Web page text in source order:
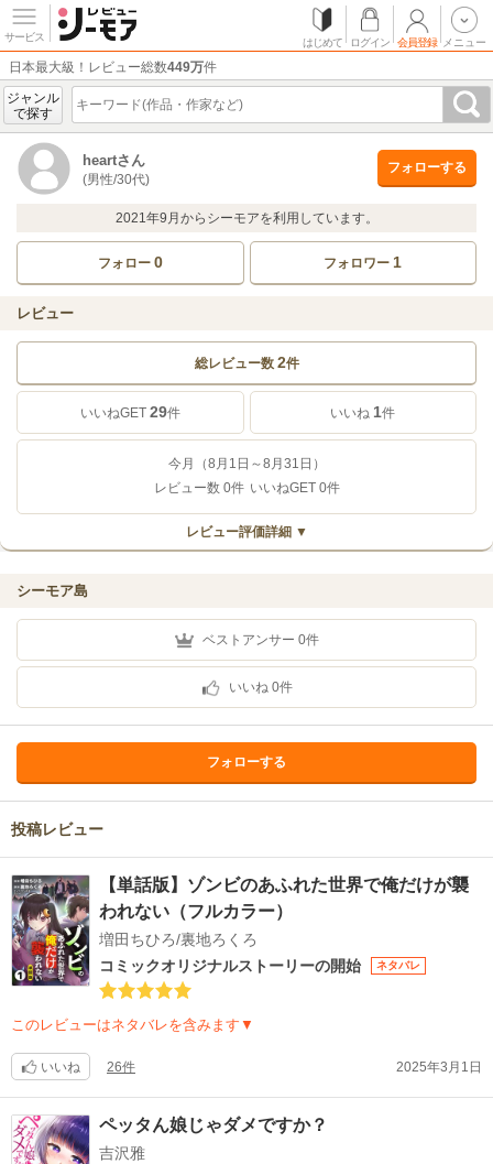
サービス はじめて ログイン 会員登録 メニュー
日本最大級！レビュー総数449万件
ジャンル
で探す
heartさん
(男性/30代)
フォローする
2021年9月からシーモアを利用しています。
フォロー 0 フォロワー1
レビュー
総レビュー数 2件
いいねGET 29件 いいね 1件
今月（8月1日～8月31日）
レビュー数 0件 いいねGET 0件
レビュー評価詳細 ▼
シーモア島
ベストアンサー 0件
いいね 0件
フォローする
投稿レビュー
【単話版】ゾンビのあふれた世界で俺だけが襲
われない（フルカラー）
増田ちひろ/裏地ろくろ
コミックオリジナルストーリーの開始
ネタバレ
このレビューはネタバレを含みます▼
いいね 26件 2025年3月1日
ペッタん娘じゃダメですか？
吉沢雅